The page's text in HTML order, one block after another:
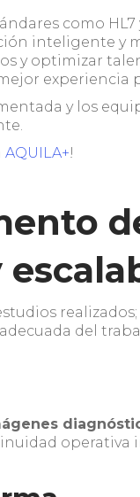
como HL7
inteligente y
y optimizar
experiencia
y los
AQUILA+!
del
operativa